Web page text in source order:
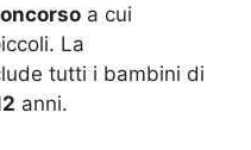
a cui
La
tutti i bambini di
anni.